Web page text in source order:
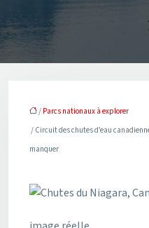
/ Parcs nationaux à explorer
/ Circuit des chutes d’eau
manquer